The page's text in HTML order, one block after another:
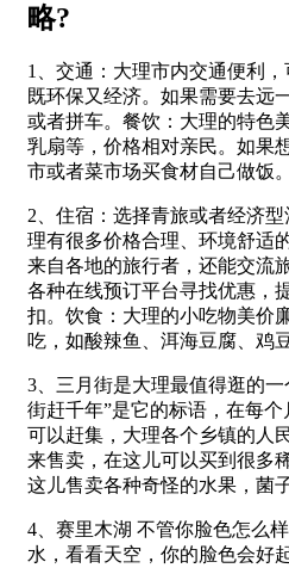
略?
1、交通：大理市内交通便利，
既环保又经济。如果需要去远
或者拼车。餐饮：大理的特色
乳扇等，价格相对亲民。如果
市或者菜市场买食材自己做饭。
2、住宿：选择青旅或者经济
理有很多价格合理、环境舒适
来自各地的旅行者，还能交流
各种在线预订平台寻找优惠，
扣。饮食：大理的小吃物美价
吃，如酸辣鱼、洱海豆腐、鸡
3、三月街是大理最值得逛的
街赶千年”是它的标语，在每
可以赶集，大理各个乡镇的人
来售卖，在这儿可以买到很多
这儿售卖各种奇怪的水果，菌
4、赛里木湖 不管你脸色怎么
水，看看天空，你的脸色会好